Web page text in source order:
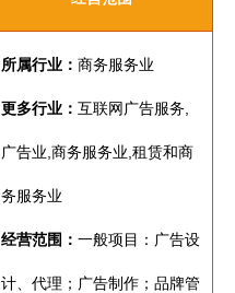
所属行业： 商务服务业
更多行业： 互联网广告服务,
广告业,商务服务业,租赁和商
务服务业
经营范围： 一般项目：广告设
计、代理；广告制作；品牌管